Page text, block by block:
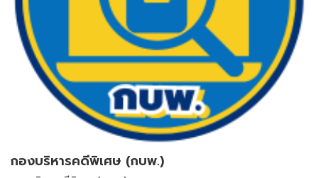
กองบริหารคดีพิเศษ (กบพ.)